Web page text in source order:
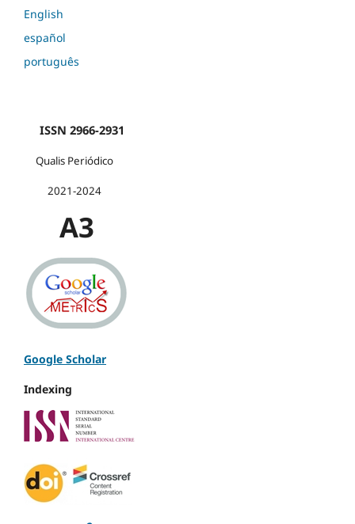
English
español
português
ISSN 2966-2931
Qualis Periódico
2021-2024
A3
Google Scholar
Indexing